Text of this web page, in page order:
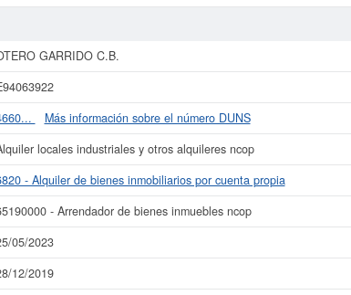
OTERO GARRIDO C.B. puede
de sus años de actividad, así como los balances y cuentas
del informe de empresa se ha realizado el 25/05/2023.
GARRIDO C.B.
Más información sobre el número DUNS
locales industriales y otros alquileres ncop
- Alquiler de bienes inmobiliarios por cuenta propia
- Arrendador de bienes inmuebles ncop
05/2023
12/2019